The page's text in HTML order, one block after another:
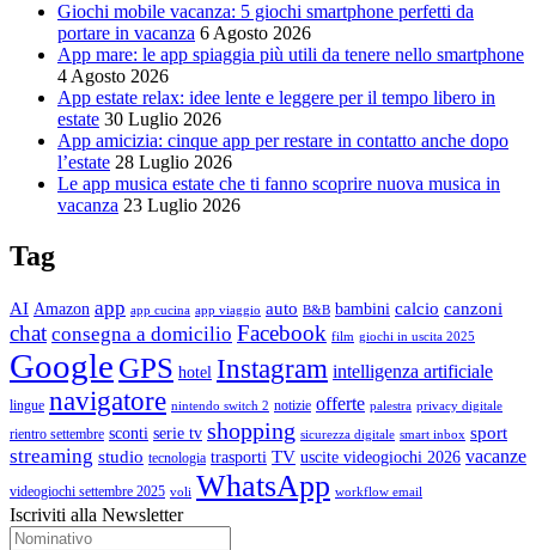
Giochi mobile vacanza: 5 giochi smartphone perfetti da
portare in vacanza 6 Agosto 2026
App mare: le app spiaggia più utili da tenere nello smartphone
4 Agosto 2026
App estate relax: idee lente e leggere per il tempo libero in
estate 30 Luglio 2026
App amicizia: cinque app per restare in contatto anche dopo
l’estate 28 Luglio 2026
Le app musica estate che ti fanno scoprire nuova musica in
vacanza 23 Luglio 2026
Tag
AI Amazon app app cucina app viaggio auto B&B bambini calcio canzoni
chat consegna a domicilio Facebook film giochi in uscita 2025
Google GPS hotel Instagram intelligenza artificiale
lingue navigatore nintendo switch 2 notizie offerte palestra privacy digitale
rientro settembre sconti serie tv shopping sicurezza digitale smart inbox sport
streaming studio tecnologia trasporti TV uscite videogiochi 2026 vacanze
videogiochi settembre 2025 voli WhatsApp workflow email
Iscriviti alla Newsletter